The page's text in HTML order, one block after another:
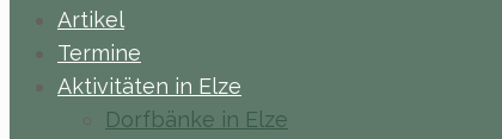
Artikel
Termine
Aktivitäten in Elze
Dorfbänke in Elze